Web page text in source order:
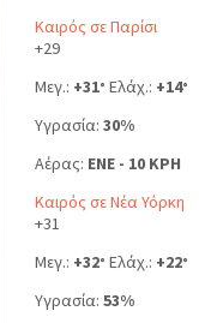
Καιρός σε Παρίσι
+29
Μεγ.: +31° Ελάχ.: +14°
Υγρασία: 30%
Αέρας: ENE - 10 KPH
Καιρός σε Νέα Υόρκη
+31
Μεγ.: +32° Ελάχ.: +22°
Υγρασία: 53%